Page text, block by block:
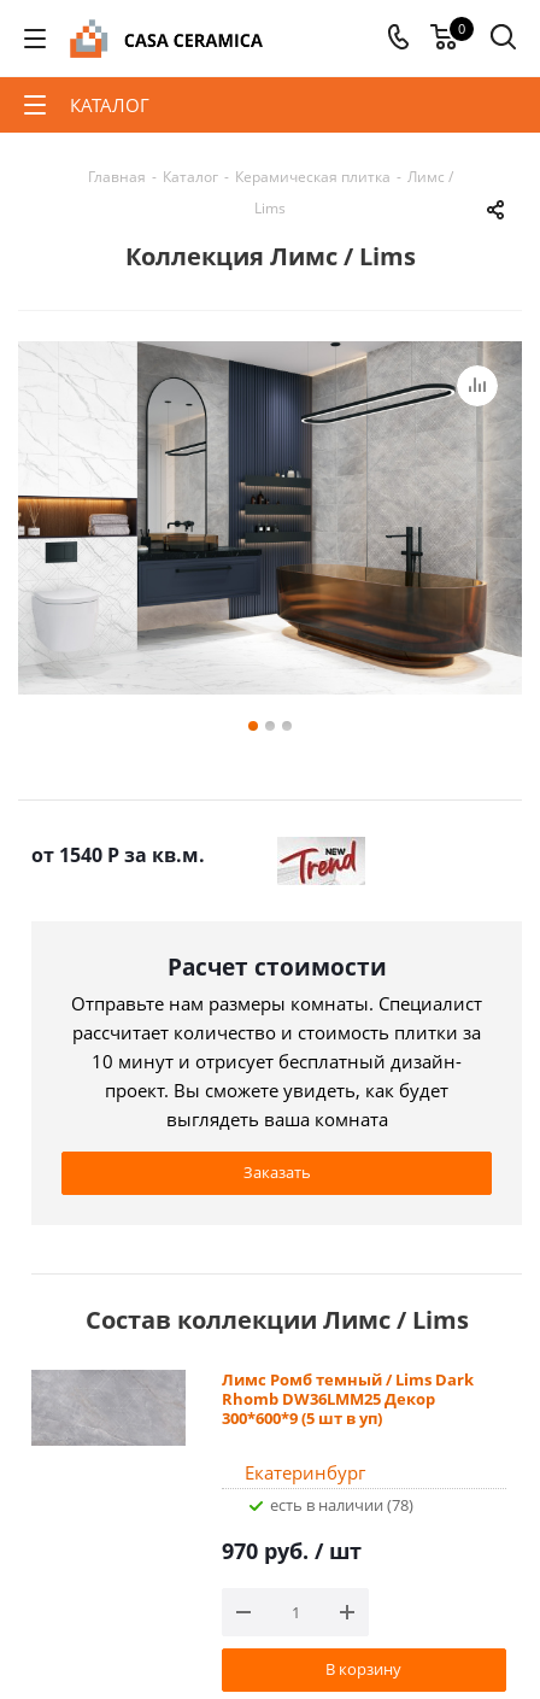
0
КАТАЛОГ
Главная - Каталог - Керамическая плитка - Лимс /
Lims
Коллекция Лимс / Lims
от 1540 Рза кв.м.
Расчет стоимости
Отправьте нам размеры комнаты. Специалист
рассчитает количество и стоимость плитки за
10 минут и отрисует бесплатный дизайн-
проект. Вы сможете увидеть, как будет
выглядеть ваша комната
Заказать
Состав коллекции Лимс / Lims
Лимс Ромб темный / Lims Dark
Rhomb DW36LMM25 Декор
300*600*9 (5 шт в уп)
Екатеринбург
Есть в наличии (78)
970 руб. / шт
В корзину